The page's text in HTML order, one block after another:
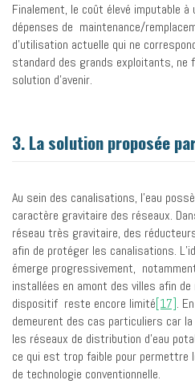
Finalement, le coût élevé imputable
dépenses de maintenance/
d’utilisation actuelle qui ne
standard des grands exploitants, ne
solution d’avenir.
3. La solution proposée
Au sein des canalisations, l’eau
caractère gravitaire des réseaux.
réseau très gravitaire, des
afin de protéger les canalisations.
émerge progressivement,
installées en amont des villes afin
dispositif reste encore limité[17].
demeurent des cas particuliers car la
les réseaux de distribution d’eau
ce qui est trop faible pour permettre
de technologie conventionnelle.